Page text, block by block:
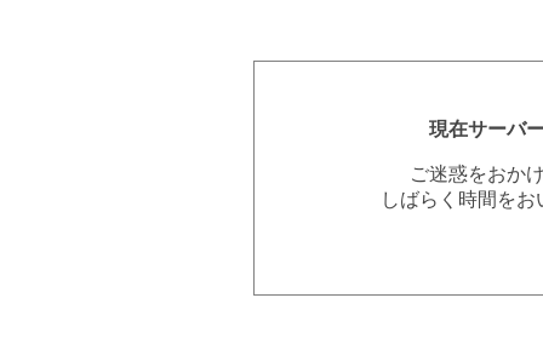
現在サーバ
ご迷惑をおか
しばらく時間を